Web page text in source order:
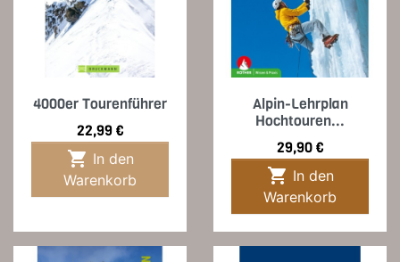
4000er Tourenführer
Preis
22,99 €

Warenkorb
Alpin-Lehrplan
Hochtouren...
Preis
29,90 €

Warenkorb